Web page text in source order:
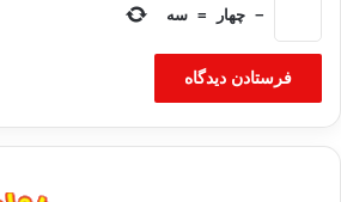
− چهار = سه